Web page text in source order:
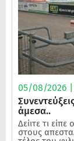
05/08/2026 |
άμεσα..
Δείιτε τι
στους